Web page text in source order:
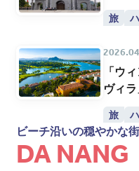
旅
「ウ
ヴィ
旅
ビーチ沿いの穏やかな街
DA NANG